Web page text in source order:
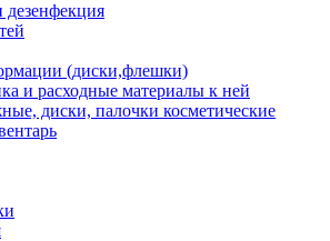
(диски,флешки)
и расходные материалы к ней
диски, палочки косметические